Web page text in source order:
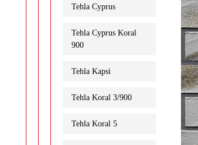
Tehla Cyprus
Tehla Cyprus Koral
900
Tehla Kapsi
Tehla Koral 3/900
Tehla Koral 5